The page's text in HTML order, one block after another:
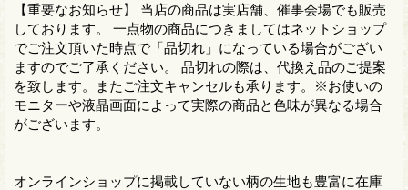
【重要なお知らせ】 当店の商品は実店舗、催事会場でも販売
しております。 一点物の商品につきましてはネットショップ
でご注文頂いた時点で「品切れ」になっている場合がござい
ますのでご了承ください。 品切れの際は、代換え品のご提案
を致します。またご注文キャンセルも承ります。※お使いの
モニターや液晶画面によって実際の商品と色味が異なる場合
がございます。
オンラインショップに掲載していない柄の生地も豊富に在庫